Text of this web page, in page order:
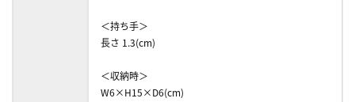
＜持ち手＞
長さ 1.3(cm)
＜収納時＞
W6×H15×D6(cm)